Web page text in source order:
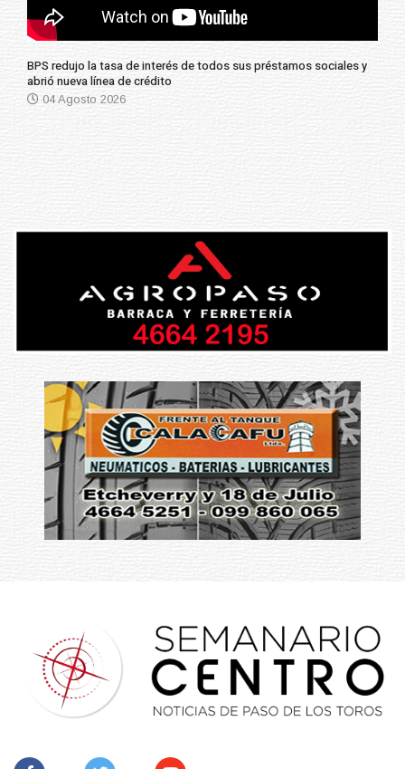
BPS redujo la tasa de interés de todos sus préstamos sociales y
abrió nueva línea de crédito
04 Agosto 2026